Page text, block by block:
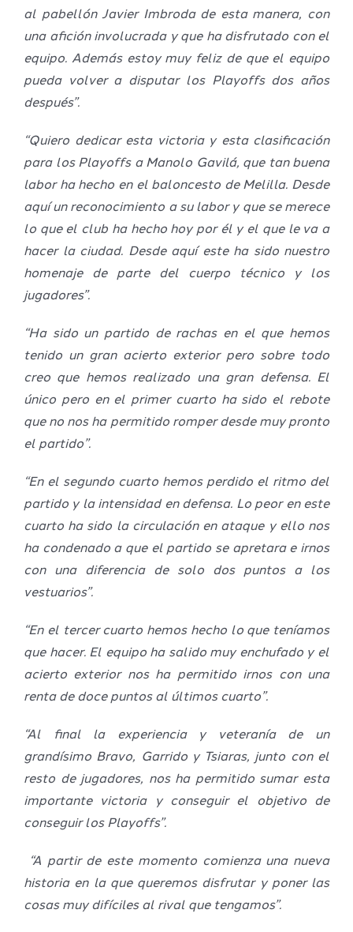
al pabellón Javier Imbroda de esta manera, con
una afición involucrada y que ha disfrutado con el
equipo. Además estoy muy feliz de que el equipo
pueda volver a disputar los Playoffs dos años
después”.
“Quiero dedicar esta victoria y esta clasificación
para los Playoffs a Manolo Gavilá, que tan buena
labor ha hecho en el baloncesto de Melilla. Desde
aquí un reconocimiento a su labor y que se merece
lo que el club ha hecho hoy por él y el que le va a
hacer la ciudad. Desde aquí este ha sido nuestro
homenaje de parte del cuerpo técnico y los
jugadores”.
“Ha sido un partido de rachas en el que hemos
tenido un gran acierto exterior pero sobre todo
creo que hemos realizado una gran defensa. El
único pero en el primer cuarto ha sido el rebote
que no nos ha permitido romper desde muy pronto
el partido”.
“En el segundo cuarto hemos perdido el ritmo del
partido y la intensidad en defensa. Lo peor en este
cuarto ha sido la circulación en ataque y ello nos
ha condenado a que el partido se apretara e irnos
con una diferencia de solo dos puntos a los
vestuarios”.
“En el tercer cuarto hemos hecho lo que teníamos
que hacer. El equipo ha salido muy enchufado y el
acierto exterior nos ha permitido irnos con una
renta de doce puntos al últimos cuarto”.
“Al final la experiencia y veteranía de un
grandísimo Bravo, Garrido y Tsiaras, junto con el
resto de jugadores, nos ha permitido sumar esta
importante victoria y conseguir el objetivo de
conseguir los Playoffs”.
“A partir de este momento comienza una nueva
historia en la que queremos disfrutar y poner las
cosas muy difíciles al rival que tengamos”.